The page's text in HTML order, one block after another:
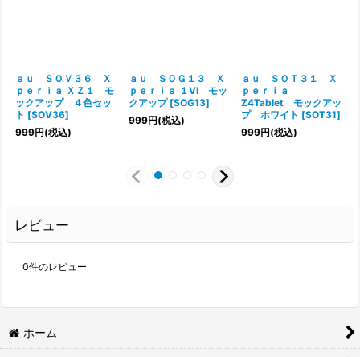
ａｕ ＳＯＶ３６ Ｘ
ｐｅｒｉａ ＸＺ１ モ
ックアップ ４色セッ
ト [SOV36]
999円(税込)
ａｕ ＳＯＧ１３ Ｘ
ｐｅｒｉａ １VI モッ
クアップ [SOG13]
999円(税込)
ａｕ ＳＯＴ３１ Ｘ
ｐｅｒｉａ
Z4Tablet モックアッ
プ ホワイト [SOT31]
999円(税込)
レビュー
0件のレビュー
ホーム